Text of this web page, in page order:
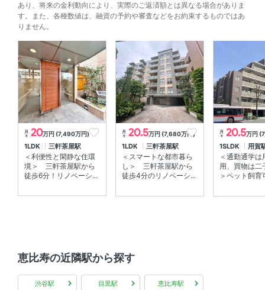
緊急サポート 詳細要確認
-
その他初期費用
ペット飼育時、敷金1ヶ月積増
備考
・ペット相談可（小型犬or猫2匹まで） ・電子契約不可
取引態様 貸主
情報更新日 2026年08月03日
あり、将来の金利動向により、実際のご返済額とは異なる場合がありま
す。また、各種数値は、融資の予約や審査などをお約束するものではあ
りません。
月
々 20万円 (7,490万円)
1LDK 三軒茶屋駅
＜利便性と閑静な住環
境＞ 三軒茶屋駅から
徒歩6分！リノベーシ...
月
々 20.5万円 (7,680万円)
1LDK 三軒茶屋駅
＜スマートな都市暮ら
し＞ 三軒茶屋駅から
徒歩4分のリノベーシ...
月
々 20.5万円
1SLDK 用賀
＜通勤通学は
用、買物は二
＞ペット飼育
恵比寿の近隣駅から探す
渋谷駅 目黒駅 恵比寿駅